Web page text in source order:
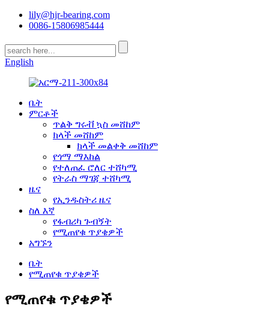
lily@hjr-bearing.com
0086-15806985444
English
ቤት
ምርቶች
ጥልቅ ግሩቭ ኳስ መሸከም
ክላች መሸከም
ክላች መልቀቅ መሸከም
የጎማ ማእከል
የተለጠፈ ሮለር ተሸካሚ
የትራስ ማገጃ ተሸካሚ
ዜና
የኢንዱስትሪ ዜና
ስለ እኛ
የፋብሪካ ጉብኝት
የሚጠየቁ ጥያቄዎች
አግኙን
ቤት
የሚጠየቁ ጥያቄዎች
የሚጠየቁ ጥያቄዎች